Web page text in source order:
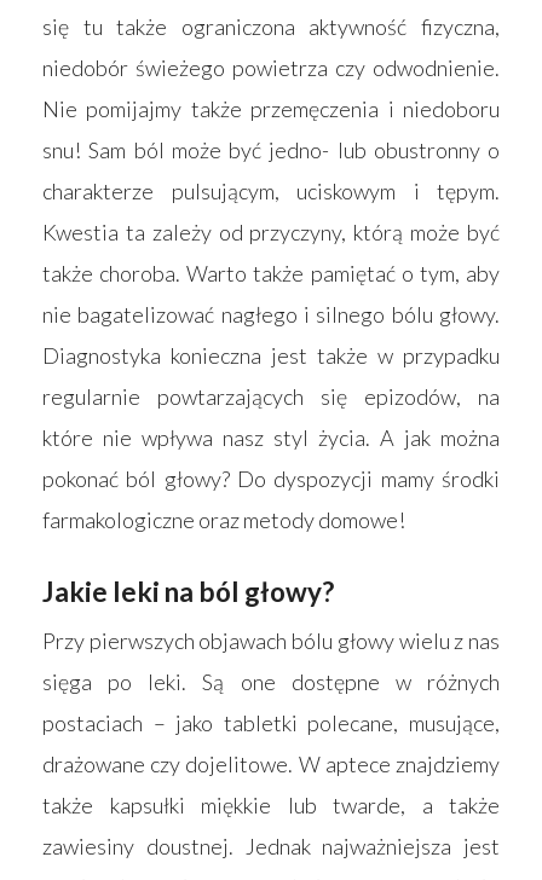
się tu także ograniczona aktywność fizyczna,
niedobór świeżego powietrza czy odwodnienie.
Nie pomijajmy także przemęczenia i niedoboru
snu! Sam ból może być jedno- lub obustronny o
charakterze pulsującym, uciskowym i tępym.
Kwestia ta zależy od przyczyny, którą może być
także choroba. Warto także pamiętać o tym, aby
nie bagatelizować nagłego i silnego bólu głowy.
Diagnostyka konieczna jest także w przypadku
regularnie powtarzających się epizodów, na
które nie wpływa nasz styl życia. A jak można
pokonać ból głowy? Do dyspozycji mamy środki
farmakologiczne oraz metody domowe!
Jakie leki na ból głowy?
Przy pierwszych objawach bólu głowy wielu z nas
sięga po leki. Są one dostępne w różnych
postaciach – jako tabletki polecane, musujące,
drażowane czy dojelitowe. W aptece znajdziemy
także kapsułki miękkie lub twarde, a także
zawiesiny doustnej. Jednak najważniejsza jest